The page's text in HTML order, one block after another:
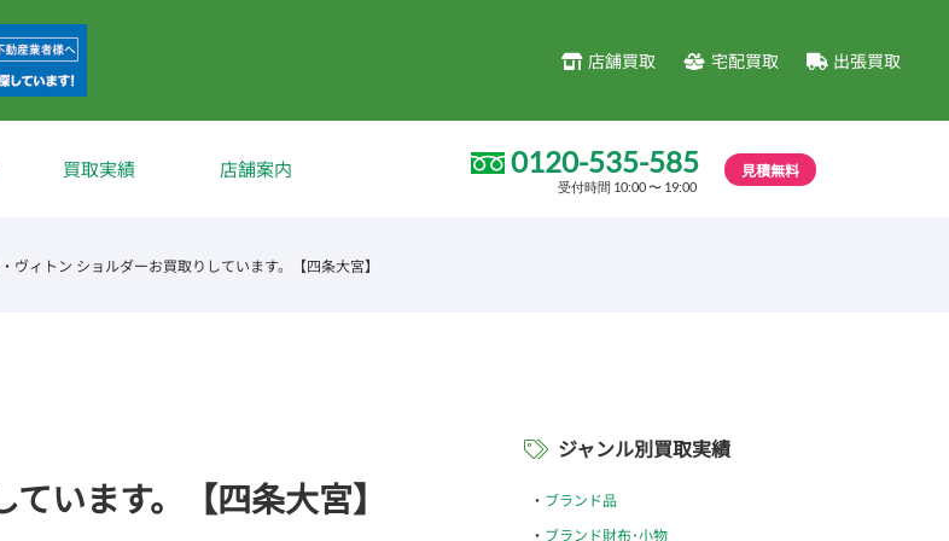
店舗買取 宅配買取 出張買取
買取実績 店舗案内 0120-535-585
受付時間 10:00 〜 19:00
見積無料
ヴィトン ショルダーお買取りしています。【四条大宮】
います。【四条大宮】
ジャンル別買取実績
ブランド品
ブランド財布･小物